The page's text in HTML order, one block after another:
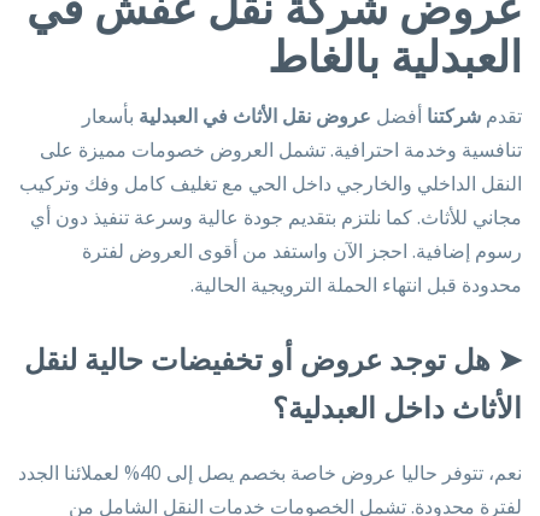
العبدلية بالغاط
تقدم شركتنا أفضل عروض نقل الأثاث في العبدلية بأسعار
تنافسية وخدمة احترافية. تشمل العروض خصومات مميزة على
النقل الداخلي والخارجي داخل الحي مع تغليف كامل وفك وتركيب
مجاني للأثاث. كما نلتزم بتقديم جودة عالية وسرعة تنفيذ دون أي
رسوم إضافية. احجز الآن واستفد من أقوى العروض لفترة
محدودة قبل انتهاء الحملة الترويجية الحالية.
➤ هل توجد عروض أو تخفيضات حالية لنقل
الأثاث داخل العبدلية؟
نعم، تتوفر حاليا عروض خاصة بخصم يصل إلى 40% لعملائنا الجدد
لفترة محدودة. تشمل الخصومات خدمات النقل الشامل من